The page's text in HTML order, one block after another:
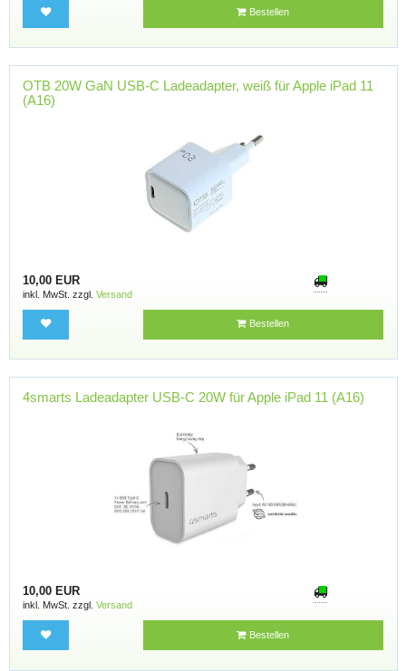
Bestellen
OTB 20W GaN USB-C Ladeadapter, weiß für Apple iPad 11
(A16)
10,00 EUR
inkl. MwSt. zzgl. Versand
Bestellen
4smarts Ladeadapter USB-C 20W für Apple iPad 11 (A16)
10,00 EUR
inkl. MwSt. zzgl. Versand
Bestellen